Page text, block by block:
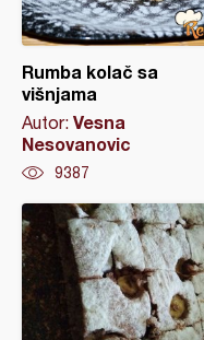
Rumba kolač sa
višnjama
Autor: Vesna
Nesovanovic
9387